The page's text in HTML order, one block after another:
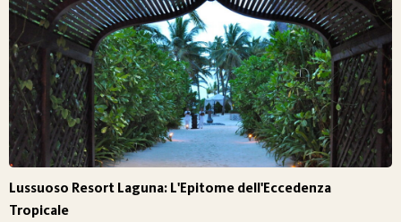
Lussuoso Resort Laguna: L'Epitome dell'Eccedenza
Tropicale